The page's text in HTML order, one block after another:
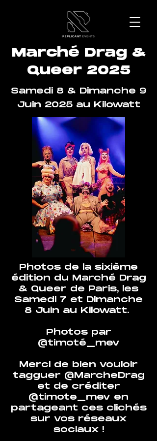
Marché Drag &
Queer 2025
Samedi 8 & Dimanche 9
Juin 2025 au Kilowatt
Photos de la sixième
édition du Marché Drag
& Queer de Paris, les
Samedi 7 et Dimanche
8 Juin au Kilowatt.
Photos par
@timoté_mev
Merci de bien vouloir
tagguer @MarcheDrag
et de créditer
@timote_mev en
partageant ces clichés
sur vos réseaux
sociaux !